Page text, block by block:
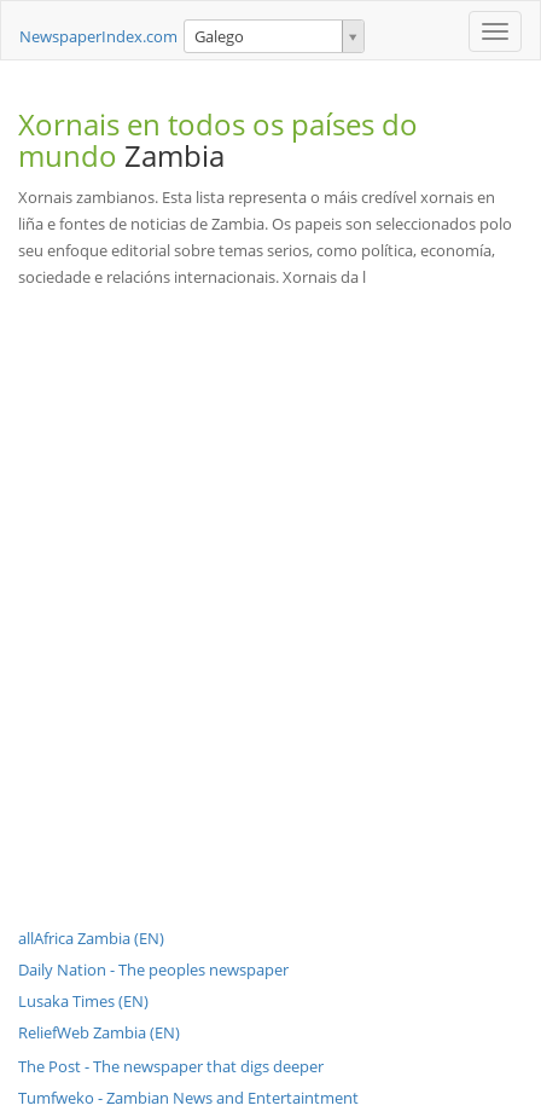
Toggle
NewspaperIndex.com Galego
Xornais en todos os países do
mundo Zambia
Xornais zambianos. Esta lista representa o máis credível xornais en
liña e fontes de noticias de Zambia. Os papeis son seleccionados polo
seu enfoque editorial sobre temas serios, como política, economía,
sociedade e relacións internacionais. Xornais da l
allAfrica Zambia (EN)
Daily Nation - The peoples newspaper
Lusaka Times (EN)
ReliefWeb Zambia (EN)
The Post - The newspaper that digs deeper
Tumfweko - Zambian News and Entertaintment